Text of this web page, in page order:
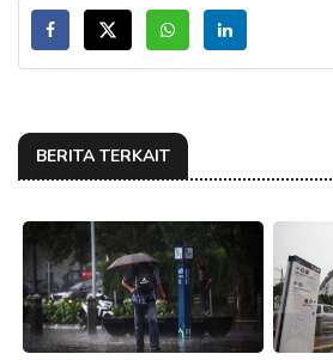
BERITA TERKAIT